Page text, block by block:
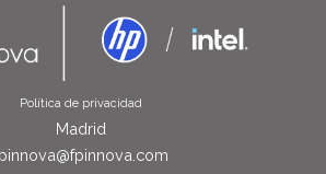
Política de privacidad
Madrid